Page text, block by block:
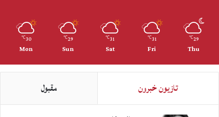
29
℃
Thu
31
℃
Fri
31
℃
Sat
29
℃
Sun
30
℃
Mon
تازيون خبرون مقبول